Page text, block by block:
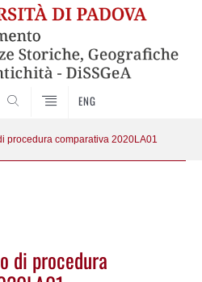
ENG
procedura comparativa 2020LA01
di procedura